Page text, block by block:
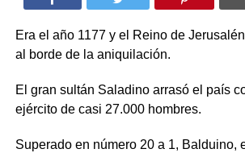
Era el año 1177 y el Reino de
al borde de la aniquilación.
El gran sultán Saladino arrasó el país
ejército de casi 27.000 hombres.
Superado en número 20 a 1, Balduino,